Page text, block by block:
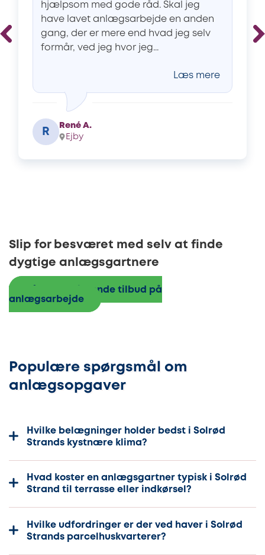
hjælpsom med gode råd. Skal jeg
have lavet anlægsarbejde en anden
gang, der er mere end hvad jeg selv
formår, ved jeg hvor jeg...
Læs mere
R
René A.
Ejby
Slip for besværet med selv at finde
dygtige anlægsgartnere
Få 3 uforpligtende tilbud på
anlægsarbejde
Populære spørgsmål om
anlægsopgaver
Hvilke belægninger holder bedst i Solrød
Strands kystnære klima?
Hvad koster en anlægsgartner typisk i Solrød
Strand til terrasse eller indkørsel?
Hvilke udfordringer er der ved haver i Solrød
Strands parcelhuskvarterer?